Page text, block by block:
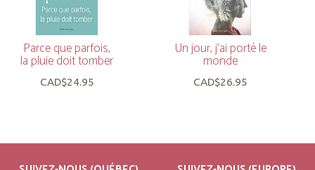
Parce que parfois,
la pluie doit tomber
CAD$24.95
Un jour, j’ai porté le
monde
CAD$26.95